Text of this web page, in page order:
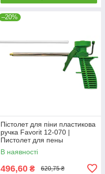
–20%
Пістолет для піни пластикова
ручка Favorit 12-070 |
Пистолет для пены
пластиковая ручка Favorit
В наявності
496,60 ₴ 620,75 ₴